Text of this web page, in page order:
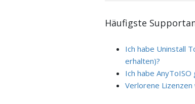
Häufigste
Ich habe Uninstall
erhalten)?
Ich habe
Verlorene